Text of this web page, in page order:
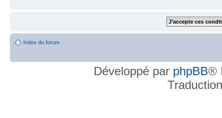
Index du forum
Développé par phpBB®